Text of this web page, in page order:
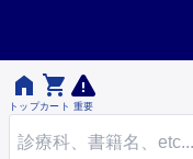

トップ

カート 重要